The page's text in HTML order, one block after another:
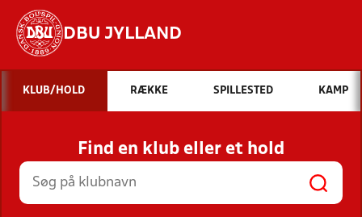
DBU JYLLAND
Hvad vil du søge efter?
INDHOLD OG NYHEDER
STILLINGER, RESULTATER, KLUBBER OG
HOLD
KLUB/HOLD RÆKKE SPILLESTED KAMP
Find en klub eller et hold